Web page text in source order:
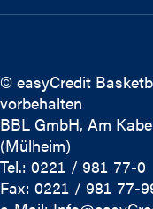
© easyCredit
vorbehalten
BBL GmbH, Am
(Mülheim)
Tel.: 0221 / 981 77-0
Fax: 0221 / 981 77-